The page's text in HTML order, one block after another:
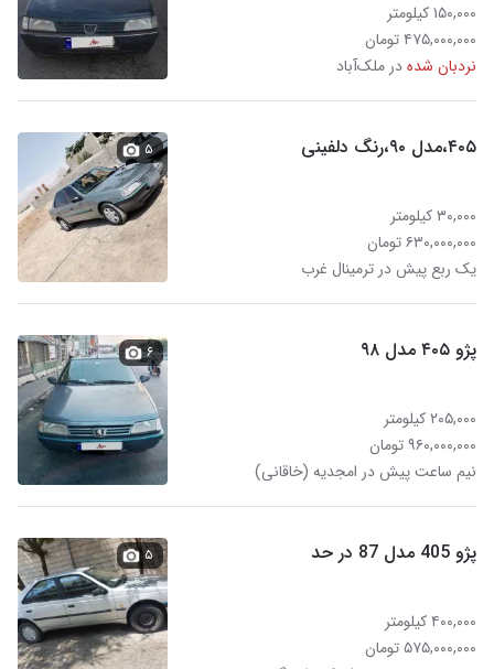
۱۵۰,۰۰۰ کیلومتر
۴۷۵,۰۰۰,۰۰۰ تومان
نردبان شدهدر ملک‌آباد
۴۰۵،مدل ۹۰،رنگ دلفینی
۳۰,۰۰۰ کیلومتر
۶۳۰,۰۰۰,۰۰۰ تومان
یک ربع پیش در ترمینال غرب
۵
پژو ۴۰۵ مدل ۹۸
۲۰۵,۰۰۰ کیلومتر
۹۶۰,۰۰۰,۰۰۰ تومان
نیم ساعت پیش در امجدیه (خاقانی)
۶
پژو 405 مدل 87 در حد
۴۰۰,۰۰۰ کیلومتر
۵۷۵,۰۰۰,۰۰۰ تومان
۵